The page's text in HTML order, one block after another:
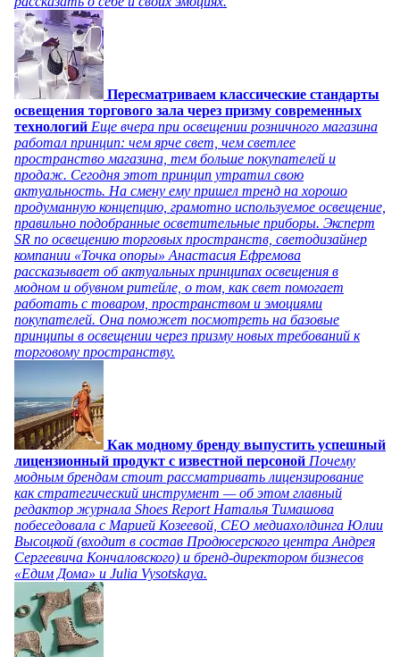
Пересматриваем классические стандарты
освещения торгового зала через призму современных
технологий Еще вчера при освещении розничного магазина
работал принцип: чем ярче свет, чем светлее
пространство магазина, тем больше покупателей и
продаж. Сегодня этот принцип утратил свою
актуальность. На смену ему пришел тренд на хорошо
продуманную концепцию, грамотно используемое освещение,
правильно подобранные осветительные приборы. Эксперт
SR по освещению торговых пространств, светодизайнер
компании «Точка опоры» Анастасия Ефремова
рассказывает об актуальных принципах освещения в
модном и обувном ритейле, о том, как свет помогает
работать с товаром, пространством и эмоциями
покупателей. Она поможет посмотреть на базовые
принципы в освещении через призму новых требований к
торговому пространству.
Как модному бренду выпустить успешный
лицензионный продукт с известной персоной Почему
модным брендам стоит рассматривать лицензирование
как стратегический инструмент — об этом главный
редактор журнала Shoes Report Наталья Тимашова
побеседовала с Марией Козеевой, СЕО медиахолдинга Юлии
Высоцкой (входит в состав Продюсерского центра Андрея
Сергеевича Кончаловского) и бренд-директором бизнесов
«Едим Дома» и Julia Vysotskaya.